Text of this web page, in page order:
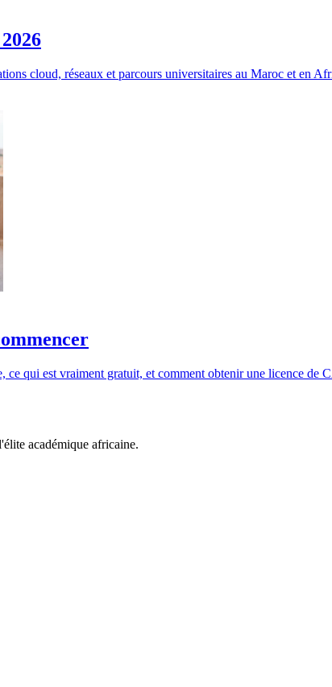
cloud, réseaux et parcours universitaires au Maroc et en
qui est vraiment gratuit, et comment obtenir une licence de
académique africaine.